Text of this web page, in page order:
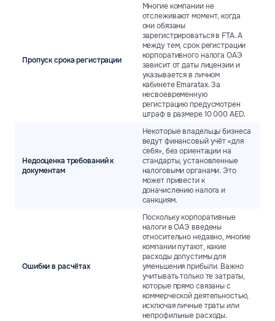
Пропуск срока регистрации
Многие компании не
отслеживают момент, когда
они обязаны
зарегистрироваться в FTA. А
между тем, срок регистрации
корпоративного налога ОАЭ
зависит от даты лицензии и
указывается в личном
кабинете Emaratax. За
несвоевременную
регистрацию предусмотрен
штраф в размере 10 000 AED.
Недооценка требований к
документам
Некоторые владельцы бизнеса
ведут финансовый учёт «для
себя», без ориентации на
стандарты, установленные
налоговыми органами. Это
может привести к
доначислению налога и
санкциям.
Ошибки в расчётах
Поскольку корпоративные
налоги в ОАЭ введены
относительно недавно, многие
компании путают, какие
расходы допустимы для
уменьшения прибыли. Важно
учитывать только те затраты,
которые прямо связаны с
коммерческой деятельностью,
исключая личные траты или
непрофильные расходы.